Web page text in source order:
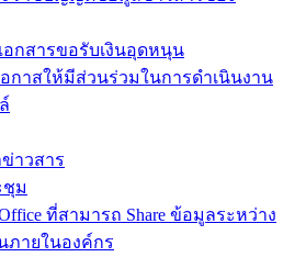
อกสารขอรับเงินอุดหนุน
อกาสให้มีส่วนร่วมในการดำเนินงาน
าวสาร
ชุม
ที่สามารถ Share ข้อมูลระหว่าง
ภายในองค์กร